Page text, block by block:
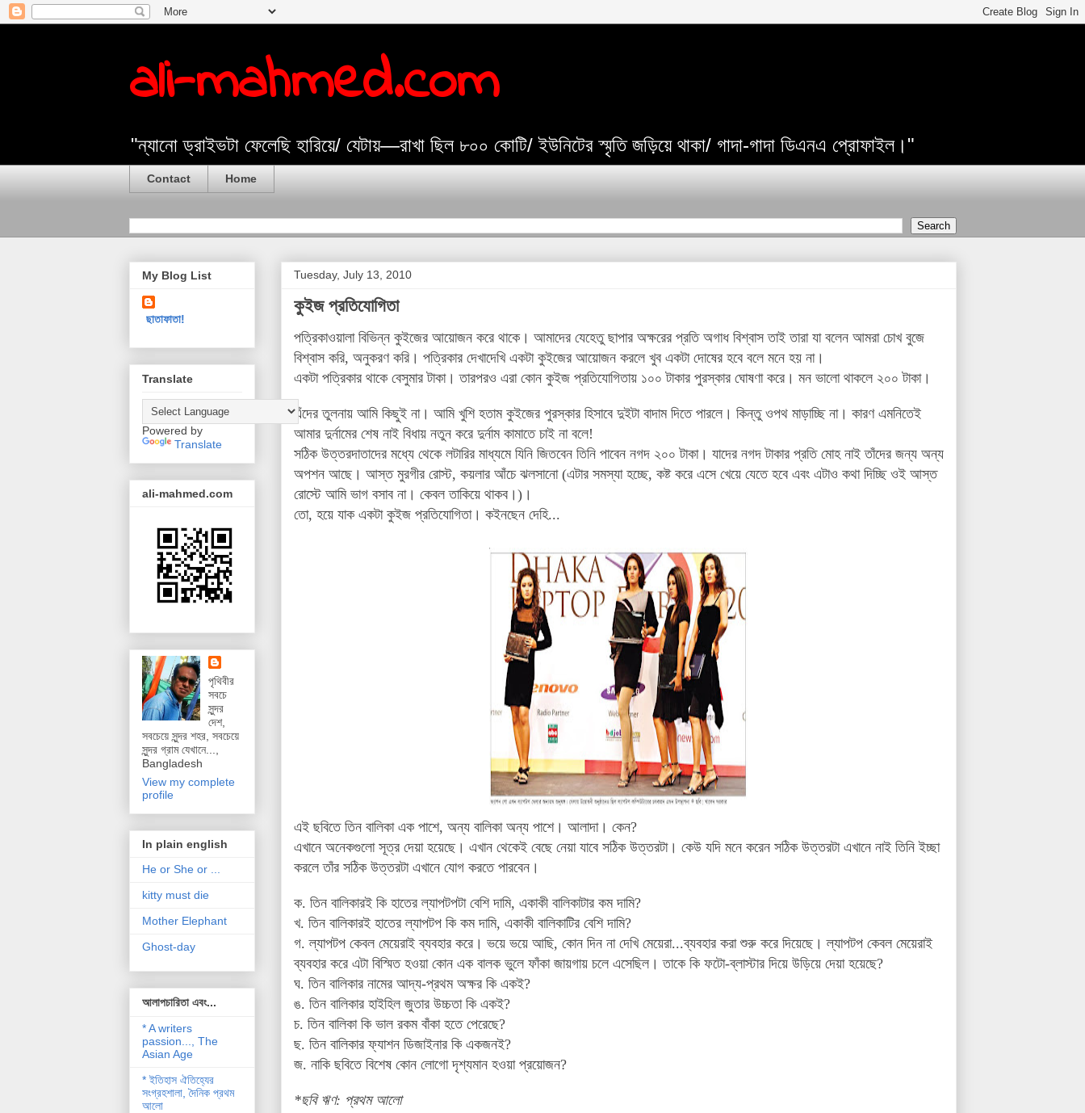
ali-mahmed.com
"ন্যানো ড্রাইভটা ফেলেছি হারিয়ে/ যেটায়—রাখা ছিল ৮০০ কোটি/ ইউনিটের স্মৃতি জড়িয়ে থাকা/ গাদা-গাদা ডিএনএ প্রোফাইল।"
Contact Home
Tuesday, July 13, 2010
কুইজ প্রতিযোগিতা
পত্রিকাওয়ালা বিভিন্ন কুইজের আয়োজন করে থাকে। আমাদের যেহেতু ছাপার অক্ষরের প্রতি অগাধ বিশ্বাসতাই তারা যা বলেন আমরা চোখ বুজে
বিশ্বাস করি, অনুকরণ করি। পত্রিকার দেখাদেখি একটা কুইজের আয়োজন করলে খুব একটা দোষের হবে বলে মনে হয় না।
একটা পত্রিকার থাকে বেসুমার টাকা। তারপরও এরা কোন কুইজ প্রতিযোগিতায় ১০০ টাকার পুরস্কার ঘোষণা করে। মন ভালো থাকলে ২০০ টাকা।
এঁদের তুলনায় আমি কিছুই না। আমি খুশি হতাম কুইজের পুরস্কার হিসাবে দুইটা বাদাম দিতে পারলে। কিন্তু ওপথ মাড়াচ্ছি না। কারণ এমনিতেই
আমার দুর্নামের শেষ নাই বিধায় নতুন করে দুর্নাম কামাতে চাই না বলে!
সঠিক উত্তরদাতাদের মধ্যে থেকে লটারির মাধ্যমে যিনি জিতবেন তিনি পাবেন নগদ ২০০ টাকা। যাদের নগদ টাকার প্রতি মোহ নাই তাঁদের জন্য অন্য
অপশন আছে। আস্ত মুরগীর রোস্ট, কয়লার আঁচে ঝলসানো (এটার সমস্যা হচ্ছে, কষ্ট করে এসে খেয়ে যেতে হবে এবং এটাও কথা দিচ্ছি ওই আস্ত
রোস্টে আমি ভাগ বসাব না। কেবল তাকিয়ে থাকব।)।
তো, হয়ে যাক একটা কুইজ প্রতিযোগিতা। কইনছেন দেহি...
এই ছবিতে তিন বালিকা এক পাশে, অন্য বালিকা অন্য পাশে। আলাদা। কেন?
এখানে অনেকগুলো সূত্র দেয়া হয়েছে। এখান থেকেই বেছে নেয়া যাবে সঠিক উত্তরটা। কেউ যদি মনে করেন সঠিক উত্তরটা এখানে নাই তিনি ইচ্ছা
করলে তাঁর সঠিক উত্তরটা এখানে যোগ করতে পারবেন।
ক. তিন বালিকারই কি হাতের ল্যাপটপটা বেশি দামি, একাকী বালিকাটার কম দামি?
খ. তিন বালিকারই হাতের ল্যাপটপ কি কম দামি, একাকী বালিকাটির বেশি দামি?
গ. ল্যাপটপ কেবল মেয়েরাই ব্যবহার করে। ভয়ে ভয়ে আছি, কোন দিন না দেখি মেয়েরা...ব্যবহার করা শুরু করে দিয়েছে।ল্যাপটপ কেবল মেয়েরাই
ব্যবহার করে এটা বিস্মিত হওয়া কোন এক বালকভুলে ফাঁকা জায়গায় চলে এসেছিল। তাকে কি ফটো-ব্লাস্টার দিয়ে উড়িয়ে দেয়া হয়েছে?
ঘ. তিন বালিকার নামের আদ্য-প্রথম অক্ষর কি একই?
ঙ. তিন বালিকার হাইহিল জুতার উচ্চতা কি একই?
চ. তিন বালিকা কি ভাল রকম বাঁকা হতে পেরেছে?
ছ. তিন বালিকার ফ্যাশন ডিজাইনার কি একজনই?
জ. নাকি ছবিতে বিশেষ কোন লোগো দৃশ্যমান হওয়া প্রয়োজন?
*ছবি ঋণ: প্রথম আলো
My Blog List
ছাতাফাতা!
Translate
Powered by
Translate
ali-mahmed.com
পৃথিবীর
সবচে
সুন্দর
দেশ,
সবচেয়ে সুন্দর শহর, সবচেয়ে
সুন্দর গ্রাম যেখানে...,
Bangladesh
View my complete
profile
In plain english
He or She or ...
kitty must die
Mother Elephant
Ghost-day
আলাপচারিতা এবং...
* A writers
passion..., The
Asian Age
* ইতিহাস ঐতিহ্যের
সংগ্রহশালা, দৈনিক প্রথম
আলো